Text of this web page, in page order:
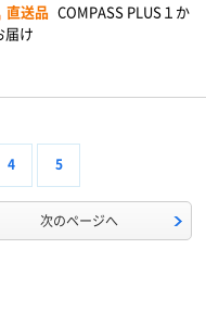
直送品 COMPASS PLUS１か
届け
4 5
次のページへ